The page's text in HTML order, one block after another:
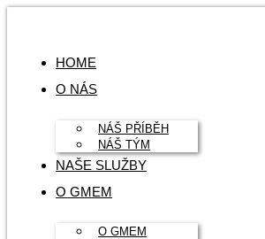
HOME
O NÁS
NÁŠ PŘÍBĚH
NÁŠ TÝM
NAŠE SLUŽBY
O GMEM
O GMEM